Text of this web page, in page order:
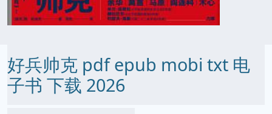
好兵帅克 pdf epub mobi txt 电
子书 下载 2026